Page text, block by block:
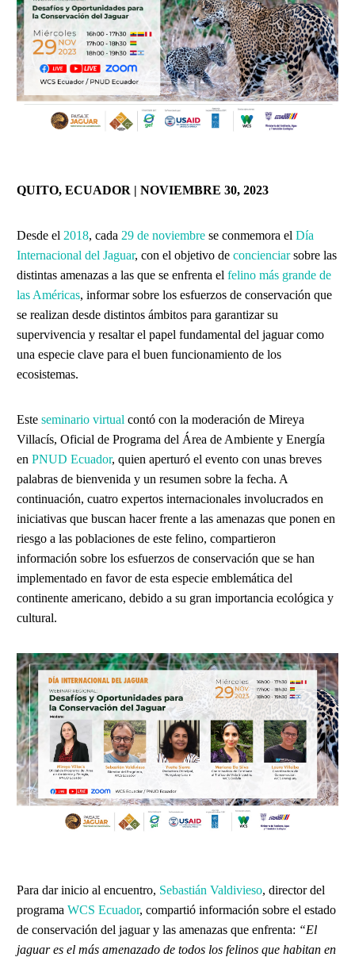
QUITO, ECUADOR | NOVIEMBRE 30, 2023
Desde el 2018, cada 29 de noviembre se conmemora el Día
Internacional del Jaguar, con el objetivo de concienciarsobre las
distintas amenazas a las que se enfrenta el felino más grande de
las Américas, informar sobre los esfuerzos de conservación que
se realizan desde distintos ámbitos para garantizar su
supervivencia y resaltar el papel fundamental del jaguar como
una especie clave para el buen funcionamiento de los
ecosistemas.
Este seminario virtual contó con la moderación de Mireya
Villacís, Oficial de Programa del Área de Ambiente y Energía
en PNUD Ecuador, quien aperturó el evento con unas breves
palabras de bienvenida y un resumen sobre la fecha. A
continuación, cuatro expertos internacionales involucrados en
iniciativas que buscan hacer frente a las amenazas que ponen en
riesgo a las poblaciones de este felino, compartieron
información sobre los esfuerzos de conservación que se han
implementado en favor de esta especie emblemática del
continente americano, debido a su gran importancia ecológica y
cultural.
Para dar inicio al encuentro, Sebastián Valdivieso, director del
programa WCS Ecuador, compartió información sobre el estado
de conservación del jaguar y las amenazas que enfrenta: “El
jaguar es el más amenazado de todos los felinos que habitan en